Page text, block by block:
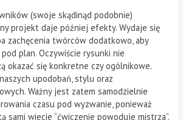
(swoje skądinąd podobnie)
projekt daje później efekty. Wydaje się
zachęcenia twórców dodatkowo, aby
plan. Oczywiście rysunki nie
okazać się konkretne czy ogólnikowe.
upodobań, stylu oraz
Ważny jest zatem samodzielnie
czasu pod wyzwanie, ponieważ
sami wiecie “ćwiczenie powoduje mistrza”.